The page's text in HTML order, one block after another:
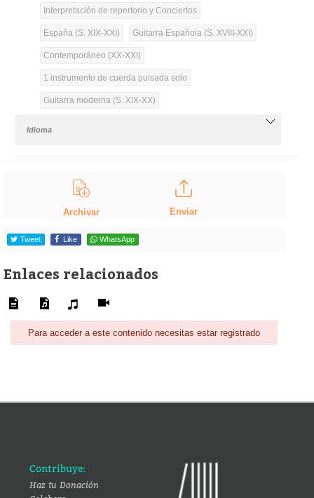
Interpretación de repertorio y Conciertos
España (S. XIX-XXI) Guitarra Española (S. XVIII-XXI)
Contemporáneo (XX-XXI)
1 instrumento de cuerda pulsada solo
Guitarra moderna (S. XIX-XX)
Idioma
Archivar Enviar
Tweet Like WhatsApp
Enlaces relacionados
Para acceder a este contenido necesitas estar registrado
Contribuye:
Haz tu Donación